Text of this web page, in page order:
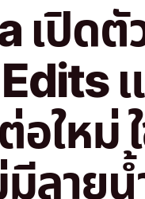
เปิดตั
ใหม่
ลายน้